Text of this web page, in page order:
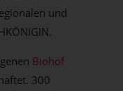
und
Biohof
300